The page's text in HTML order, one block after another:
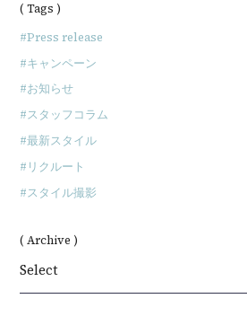
( Tags )
Press release
キャンペーン
お知らせ
スタッフコラム
最新スタイル
リクルート
スタイル撮影
( Archive )
Select